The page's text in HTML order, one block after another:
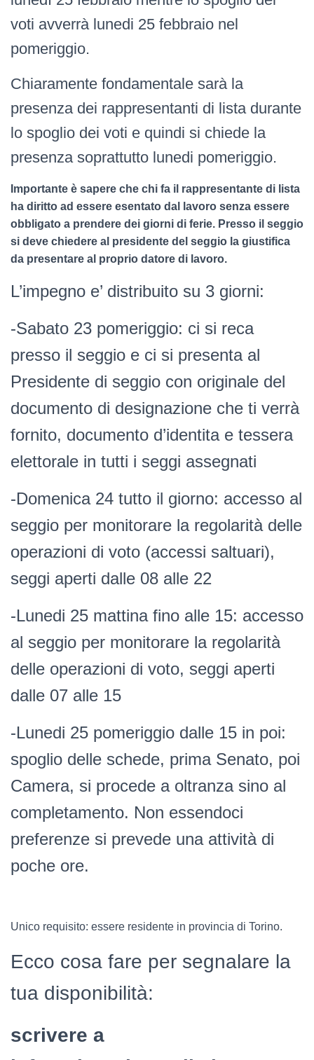
voti avverrà lunedi 25 febbraio nel
pomeriggio.
Chiaramente fondamentale sarà la
presenza dei rappresentanti di lista durante
lo spoglio dei voti e quindi si chiede la
presenza soprattutto lunedi pomeriggio.
Importante è sapere che chi fa il rappresentante di lista
ha diritto ad essere esentato dal lavoro senza essere
obbligato a prendere dei giorni di ferie. Presso il seggio
si deve chiedere al presidente del seggio la giustifica
da presentare al proprio datore di lavoro.
L’impegno e’ distribuito su 3 giorni:
-Sabato 23 pomeriggio: ci si reca
presso il seggio e ci si presenta al
Presidente di seggio con originale del
documento di designazione che ti verrà
fornito, documento d’identita e tessera
elettorale in tutti i seggi assegnati
-Domenica 24 tutto il giorno: accesso al
seggio per monitorare la regolarità delle
operazioni di voto (accessi saltuari),
seggi aperti dalle 08 alle 22
-Lunedi 25 mattina fino alle 15: accesso
al seggio per monitorare la regolarità
delle operazioni di voto, seggi aperti
dalle 07 alle 15
-Lunedi 25 pomeriggio dalle 15 in poi:
spoglio delle schede, prima Senato, poi
Camera, si procede a oltranza sino al
completamento. Non essendoci
preferenze si prevede una attività di
poche ore.
Unico requisito: essere residente in provincia di Torino.
Ecco cosa fare per segnalare la
tua disponibilità:
scrivere a